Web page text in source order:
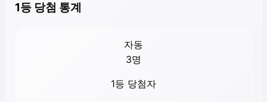
1등 당첨 통계
자동
3명
1등 당첨자